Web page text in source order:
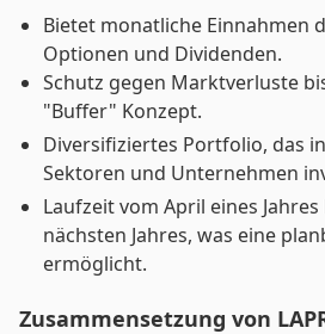
Bietet monatliche Einnahmen
Optionen und Dividenden.
Schutz gegen Marktverluste
"Buffer" Konzept.
Diversifiziertes Portfolio, das
Sektoren und Unternehmen
Laufzeit vom April eines
nächsten Jahres, was eine
ermöglicht.
Zusammensetzung von